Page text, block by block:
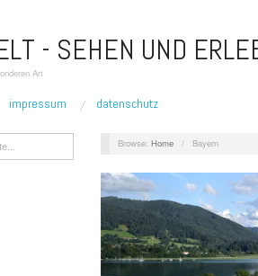
- SEHEN UND
Art
impressum datenschutz
Browse: Home / Bayern